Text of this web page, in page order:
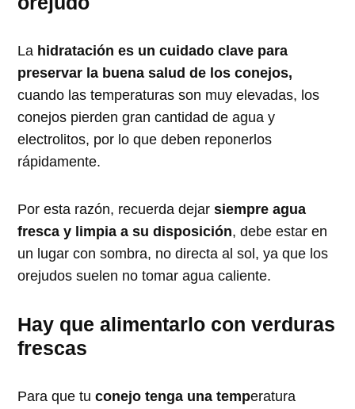
La hidratación es un cuidado clave para
preservar la buena salud de los conejos,
cuando las temperaturas son muy elevadas, los
conejos pierden gran cantidad de agua y
electrolitos, por lo que deben reponerlos
rápidamente.
Por esta razón, recuerda dejar siempre agua
fresca y limpia a su disposición, debe estar en
un lugar con sombra, no directa al sol, ya que los
orejudos suelen no tomar agua caliente.
Hay que alimentarlo con verduras
frescas
Para que tuconejo tenga una temperatura